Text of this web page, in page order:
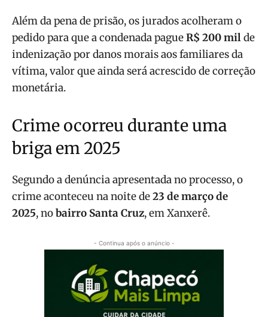
Além da pena de prisão, os jurados acolheram o
pedido para que a condenada pagueR$ 200 milde
indenização por danos morais aos familiares da
vítima, valor que ainda será acrescido de correção
monetária.
Crime ocorreu durante uma
briga em 2025
Segundo a denúncia apresentada no processo, o
crime aconteceu na noite de23 de março de
2025, nobairro Santa Cruz, em Xanxerê.
- Continua após o anúncio -